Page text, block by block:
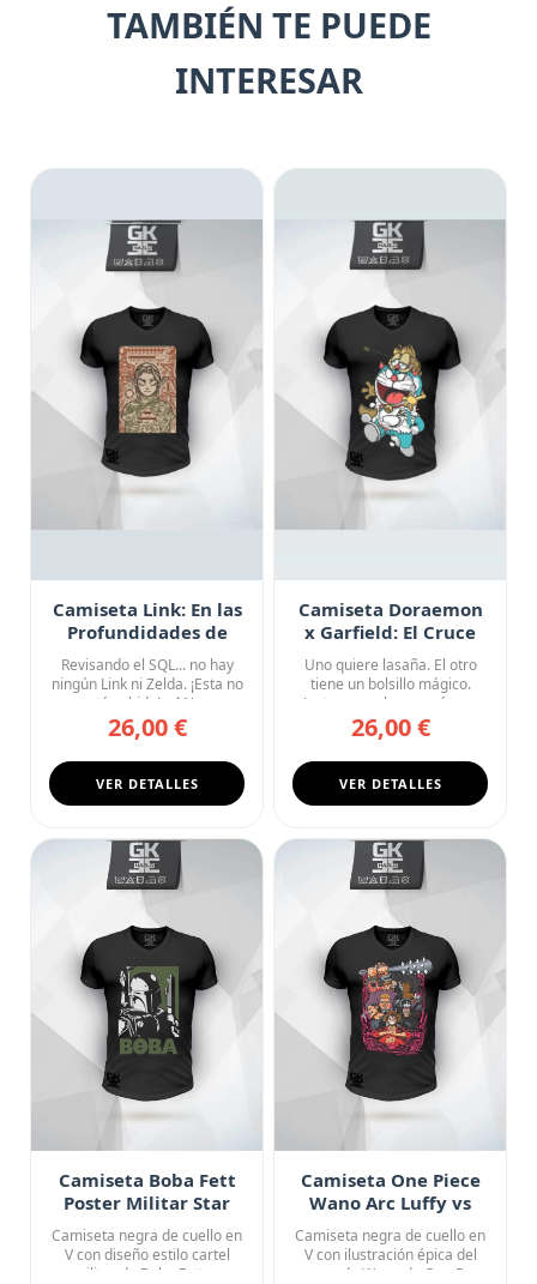
TAMBIÉN TE PUEDE
INTERESAR
Camiseta Link: En las
Profundidades de
Hyrule
Revisando el SQL... no hay
ningún Link ni Zelda. ¡Esta no
está subida! 🗡️ No...
26,00 €
VER DETALLES
Camiseta Doraemon
x Garfield: El Cruce
que Nadie Pidió pero
Todos Necesitaban
Uno quiere lasaña. El otro
tiene un bolsillo mágico.
Juntos son el caos más a...
26,00 €
VER DETALLES
Camiseta Boba Fett
Poster Militar Star
Wars
Camiseta negra de cuello en
V con diseño estilo cartel
militar de Boba Fett, ...
Camiseta One Piece
Wano Arc Luffy vs
Kaido Fan Art
Camiseta negra de cuello en
V con ilustración épica del
arco de Wano de One P...